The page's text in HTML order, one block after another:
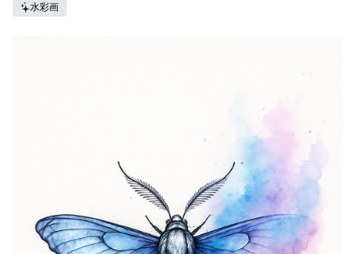
水彩画